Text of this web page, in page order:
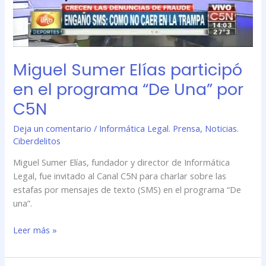
Miguel Sumer Elías participó
en el programa “De Una” por
C5N
Deja un comentario / Informática Legal. Prensa, Noticias.
Ciberdelitos
Miguel Sumer Elías, fundador y director de Informática
Legal, fue invitado al Canal C5N para charlar sobre las
estafas por mensajes de texto (SMS) en el programa “De
una”.
C5N
Leer más »